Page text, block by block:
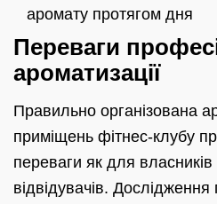
аромату протягом дня
Переваги
ароматизації
Правильно організована
приміщень фітнес-клубу
переваги як для власників
відвідувачів.